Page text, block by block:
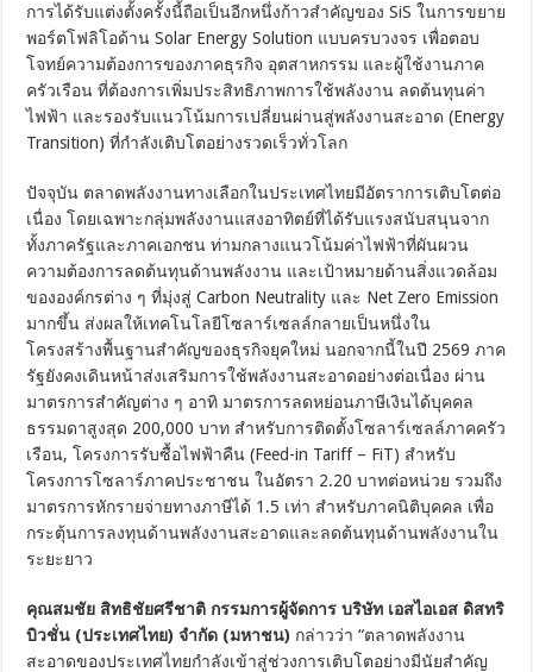
การได้รับแต่งตั้งครั้งนี้ถือเป็นอีกหนึ่งก้าวสำคัญของ SiS ในการขยาย
พอร์ตโฟลิโอด้าน Solar Energy Solution แบบครบวงจร เพื่อตอบ
โจทย์ความต้องการของภาคธุรกิจ อุตสาหกรรม และผู้ใช้งานภาค
ครัวเรือน ที่ต้องการเพิ่มประสิทธิภาพการใช้พลังงาน ลดต้นทุนค่า
ไฟฟ้า และรองรับแนวโน้มการเปลี่ยนผ่านสู่พลังงานสะอาด (Energy
Transition) ที่กำลังเติบโตอย่างรวดเร็วทั่วโลก
ปัจจุบัน ตลาดพลังงานทางเลือกในประเทศไทยมีอัตราการเติบโตต่อ
เนื่อง โดยเฉพาะกลุ่มพลังงานแสงอาทิตย์ที่ได้รับแรงสนับสนุนจาก
ทั้งภาครัฐและภาคเอกชน ท่ามกลางแนวโน้มค่าไฟฟ้าที่ผันผวน
ความต้องการลดต้นทุนด้านพลังงาน และเป้าหมายด้านสิ่งแวดล้อม
ขององค์กรต่าง ๆ ที่มุ่งสู่ Carbon Neutrality และ Net Zero Emission
มากขึ้น ส่งผลให้เทคโนโลยีโซลาร์เซลล์กลายเป็นหนึ่งใน
โครงสร้างพื้นฐานสำคัญของธุรกิจยุคใหม่ นอกจากนี้ในปี 2569 ภาค
รัฐยังคงเดินหน้าส่งเสริมการใช้พลังงานสะอาดอย่างต่อเนื่อง ผ่าน
มาตรการสำคัญต่าง ๆ อาทิ มาตรการลดหย่อนภาษีเงินได้บุคคล
ธรรมดาสูงสุด 200,000 บาท สำหรับการติดตั้งโซลาร์เซลล์ภาคครัว
เรือน, โครงการรับซื้อไฟฟ้าคืน (Feed-in Tariff – FiT) สำหรับ
โครงการโซลาร์ภาคประชาชน ในอัตรา 2.20 บาทต่อหน่วย รวมถึง
มาตรการหักรายจ่ายทางภาษีได้ 1.5 เท่า สำหรับภาคนิติบุคคล เพื่อ
กระตุ้นการลงทุนด้านพลังงานสะอาดและลดต้นทุนด้านพลังงานใน
ระยะยาว
คุณสมชัย สิทธิชัยศรีชาติ กรรมการผู้จัดการ บริษัท เอสไอเอส ดิสทริ
บิวชั่น (ประเทศไทย) จำกัด (มหาชน) กล่าวว่า “ตลาดพลังงาน
สะอาดของประเทศไทยกำลังเข้าสู่ช่วงการเติบโตอย่างมีนัยสำคัญ